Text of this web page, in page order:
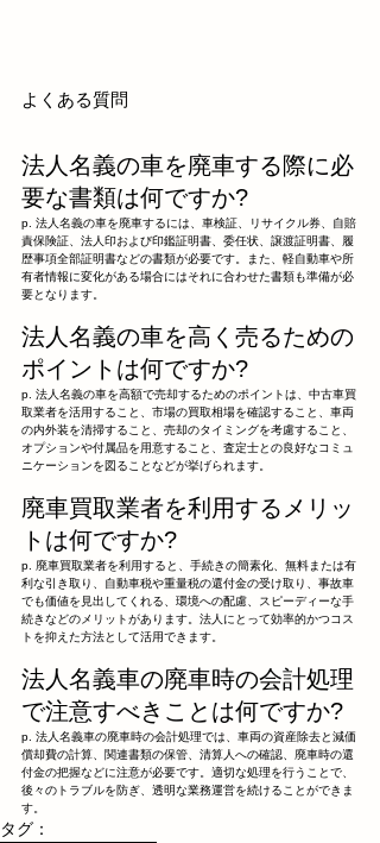
よくある質問
法人名義の車を廃車する際に必
要な書類は何ですか?
p. 法人名義の車を廃車するには、車検証、リサイクル券、自賠
責保険証、法人印および印鑑証明書、委任状、譲渡証明書、履
歴事項全部証明書などの書類が必要です。また、軽自動車や所
有者情報に変化がある場合にはそれに合わせた書類も準備が必
要となります。
法人名義の車を高く売るための
ポイントは何ですか?
p. 法人名義の車を高額で売却するためのポイントは、中古車買
取業者を活用すること、市場の買取相場を確認すること、車両
の内外装を清掃すること、売却のタイミングを考慮すること、
オプションや付属品を用意すること、査定士との良好なコミュ
ニケーションを図ることなどが挙げられます。
廃車買取業者を利用するメリッ
トは何ですか?
p. 廃車買取業者を利用すると、手続きの簡素化、無料または有
利な引き取り、自動車税や重量税の還付金の受け取り、事故車
でも価値を見出してくれる、環境への配慮、スピーディーな手
続きなどのメリットがあります。法人にとって効率的かつコス
トを抑えた方法として活用できます。
法人名義車の廃車時の会計処理
で注意すべきことは何ですか?
p. 法人名義車の廃車時の会計処理では、車両の資産除去と減価
償却費の計算、関連書類の保管、清算人への確認、廃車時の還
付金の把握などに注意が必要です。適切な処理を行うことで、
後々のトラブルを防ぎ、透明な業務運営を続けることができま
す。
タグ：